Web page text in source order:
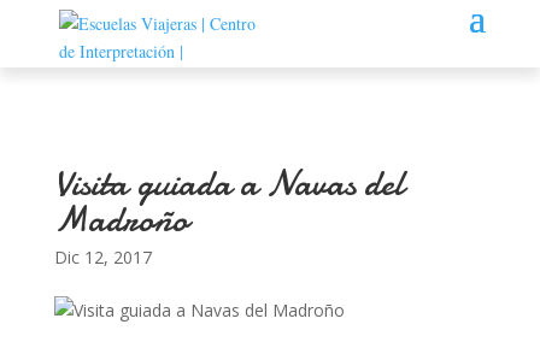
Visita guiada a Navas del
Madroño
Dic 12, 2017